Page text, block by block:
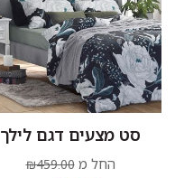
סט מצעים דגם לילך
החל מ ₪459.00